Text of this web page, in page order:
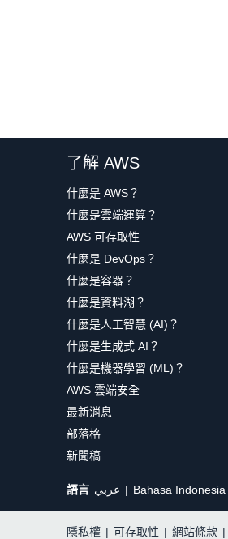
了解 AWS
什麼是 AWS？
什麼是雲端運算？
AWS 可存取性
什麼是 DevOps？
什麼是容器？
什麼是資料湖？
什麼是人工智慧 (AI)？
什麼是生成式 AI？
什麼是機器學習 (ML)？
AWS 雲端安全
最新消息
部落格
新聞稿
語言 عربي Bahasa Indonesia
隱私權 | 可存取性 | 網站條款 |